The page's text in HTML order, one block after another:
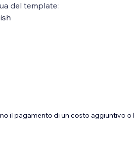
del template:
il pagamento di un costo aggiuntivo o